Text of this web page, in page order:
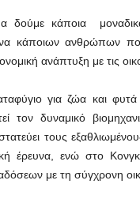
δούμε κάποια
κάποιων ανθρώπων
ανάπτυξη με τις
για ζώα και
τον δυναμικό
τους
έρευνα, ενώ στο
με τη σύγχρονη